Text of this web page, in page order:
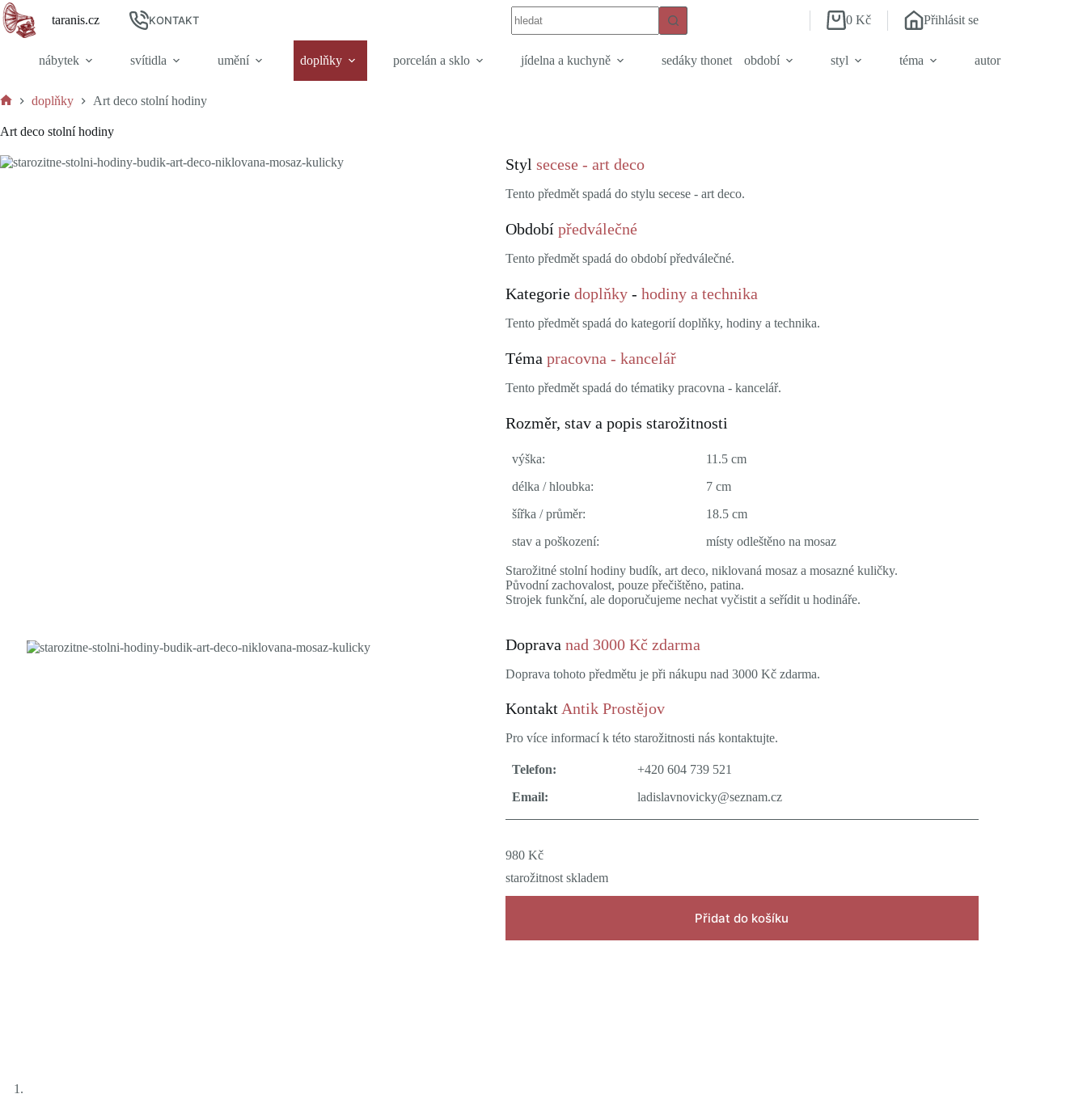
Skip
to
content
taranis.cz KONTAKT
Shopping
0 Kč Přihlásit se
nábytek svítidla umění doplňky porcelán a sklo jídelna a kuchyně sedáky thonet období styl téma autor
doplňky Art deco stolní hodiny
Art deco stolní hodiny
Styl secese - art deco
Tento předmět spadá do stylu secese - art deco.
Období předválečné
Tento předmět spadá do období předválečné.
Kategorie doplňky- hodiny a technika
Tento předmět spadá do kategorií doplňky, hodiny a technika.
Téma pracovna - kancelář
Tento předmět spadá do tématiky pracovna - kancelář.
Rozměr, stav a popis starožitnosti
výška:
11.5 cm
délka / hloubka:
7 cm
šířka / průměr:
18.5 cm
stav a poškození:
místy odleštěno na mosaz
Starožitné stolní hodiny budík, art deco, niklovaná mosaz a mosazné kuličky.
Původní zachovalost, pouze přečištěno, patina.
Strojek funkční, ale doporučujeme nechat vyčistit a seřídit u hodináře.
Doprava nad 3000 Kč zdarma
Doprava tohoto předmětu je při nákupu nad 3000 Kč zdarma.
Kontakt Antik Prostějov
Pro více informací k této starožitnosti nás kontaktujte.
Telefon:
+420 604 739 521
Email:
ladislavnovicky@seznam.cz
980 Kč
starožitnost skladem
Přidat do košíku